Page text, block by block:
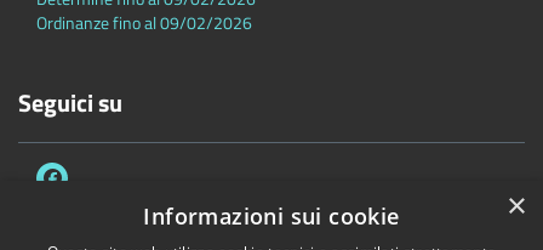
Ordinanze fino al 09/02/2026
Seguici su
×
Informazioni sui cookie